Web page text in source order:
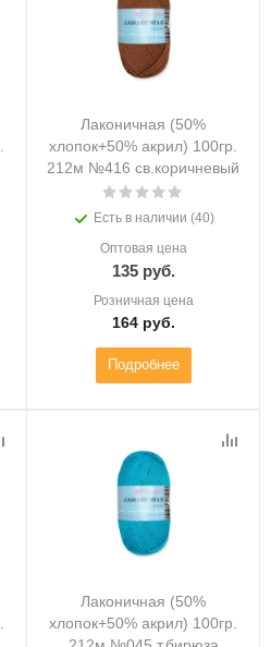
Лаконичная (50%
хлопок+50% акрил) 100гр.
212м №416 св.коричневый
Есть в наличии (40)
Оптовая цена
135руб.
Розничная цена
164руб.
Подробнее
Лаконичная (50%
хлопок+50% акрил) 100гр.